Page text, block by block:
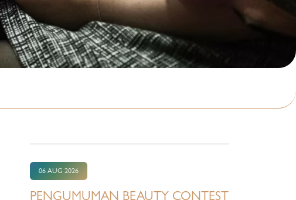
06 AUG 2026
PENGUMUMAN BEAUTY CONTEST